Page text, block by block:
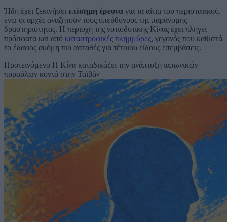
Ήδη έχει ξεκινήσει επίσημη έρευνα για τα αίτια του περιστατικού,
ενώ οι αρχές αναζητούν τους υπεύθυνους της παράνομης
δραστηριότητας. Η περιοχή της νοτιοδυτικής Κίνας έχει πληγεί
πρόσφατα και από καταστροφικές πλημμύρες, γεγονός που καθιστά
το έδαφος ακόμη πιο ασταθές για τέτοιου είδους επεμβάσεις.
Προτεινόμενο Η Κίνα καταδικάζει την ανάπτυξη ιαπωνικών
πυραύλων κοντά στην Ταϊβάν